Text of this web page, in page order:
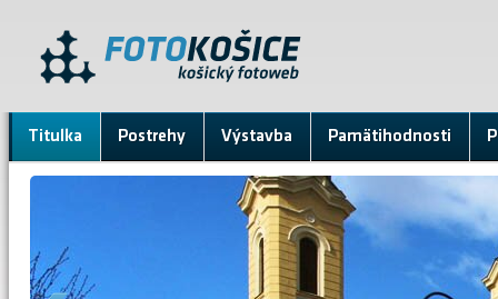
Titulka Postrehy Výstavba Pamätihodnosti